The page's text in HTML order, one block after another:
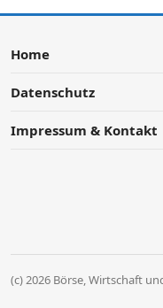
Home
Datenschutz
Impressum & Kontakt
(c) 2026 Börse, Wirtschaft